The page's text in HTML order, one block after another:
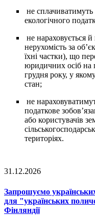
не
екологічного
не нараховується
нерухомість за
їхні частки), що
юридичних осіб на
грудня року, у
стан;
не
податкове
або користувачів
територіях.
31.12.2026
Запрошуємо
для "українських
Фінляндії